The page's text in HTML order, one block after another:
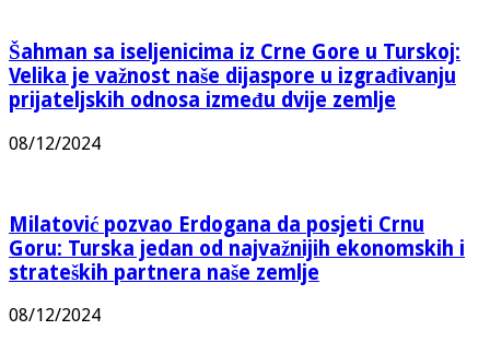
Šahman sa iseljenicima iz Crne Gore u Turskoj:
Velika je važnost naše dijaspore u izgrađivanju
prijateljskih odnosa između dvije zemlje
08/12/2024
Milatović pozvao Erdogana da posjeti Crnu
Goru: Turska jedan od najvažnijih ekonomskih i
strateških partnera naše zemlje
08/12/2024